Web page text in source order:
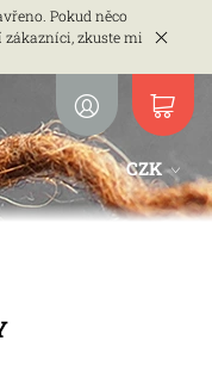
Pokud něco
zákazníci, zkuste mi
CZK